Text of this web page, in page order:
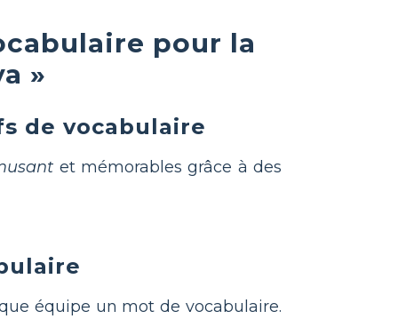
pour la
»
de vocabulaire
et mémorables grâce à des
équipe un mot de vocabulaire.